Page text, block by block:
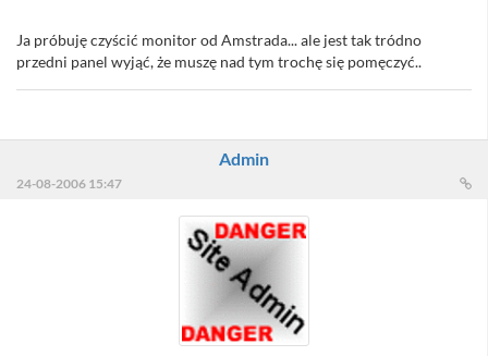
Ja próbuję czyścić monitor od Amstrada... ale jest tak tródno
przedni panel wyjąć, że muszę nad tym trochę się pomęczyć..
Admin
24-08-2006 15:47